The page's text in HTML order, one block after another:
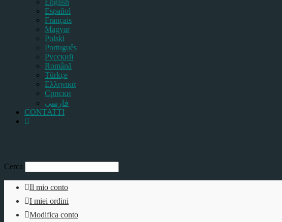
English
Español
Français
Magyar
Polski
Português
Pусский
Română
Türkçe
Ελληνικά
Српски
فارسی
CONTATTI
Cerca
Il mio conto
I miei ordini
Modifica conto